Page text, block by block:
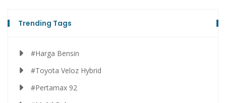
Trending Tags
#Harga Bensin
#Toyota Veloz Hybrid
#Pertamax 92